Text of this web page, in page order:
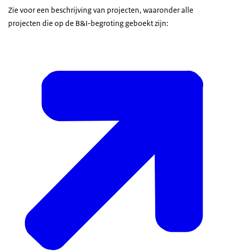
Zie voor een beschrijving van projecten, waaronder alle
projecten die op de B&I-begroting geboekt zijn: